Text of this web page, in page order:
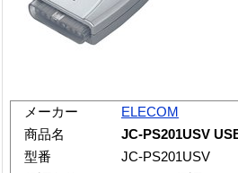
メーカー
ELECOM
商品名
JC-PS201USV
型番
JC-PS201USV